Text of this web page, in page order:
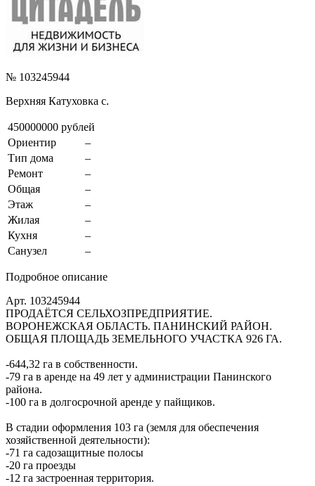
№ 103245944
Верхняя Катуховка с.
450000000 рублей
Ориентир
–
Тип дома
–
Ремонт
–
Общая
–
Этаж
–
Жилая
–
Кухня
–
Санузел
–
Подробное описание
Арт. 103245944
ПРОДАЁТСЯ СЕЛЬХОЗПРЕДПРИЯТИЕ.
ВОРОНЕЖСКАЯ ОБЛАСТЬ. ПАНИНСКИЙ РАЙОН.
ОБЩАЯ ПЛОЩАДЬ ЗЕМЕЛЬНОГО УЧАСТКА 926 ГА.
-644,32 га в собственности.
-79 га в аренде на 49 лет у администрации Панинского
района.
-100 га в долгосрочной аренде у пайщиков.
В стадии оформления 103 га (земля для обеспечения
хозяйственной деятельности):
-71 га садозащитные полосы
-20 га проезды
-12 га застроенная территория.